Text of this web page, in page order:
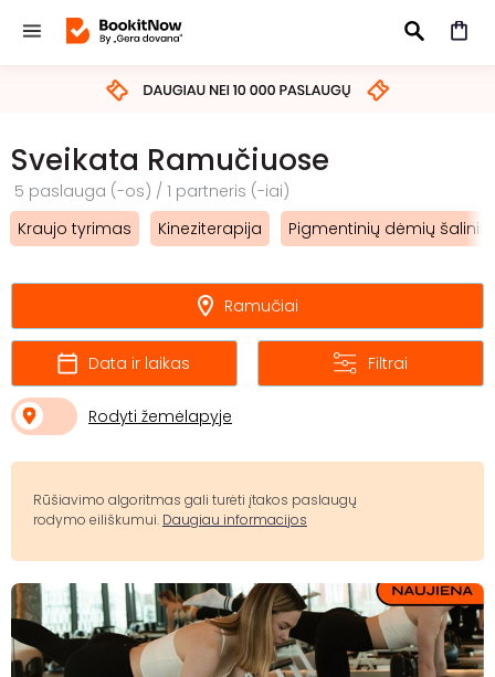
IEŠKOTI
Sveikata Ramučiuose
5 paslauga (-os) / 1 partneris (-iai)
Kraujo tyrimas
Kineziterapija Pigmentinių dėmių
Ramučiai
Data ir laikas Filtrai
Rodyti žemėlapyje
Rūšiavimo algoritmas gali turėti įtakos paslaugų
rodymo eiliškumui. Daugiau informacijos